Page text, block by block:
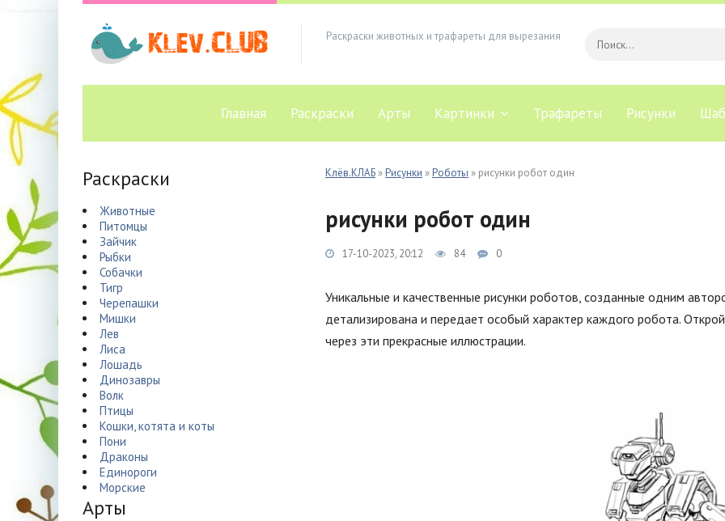
Раскраски животных и трафареты для вырезания
Главная Раскраски Арты Картинки Трафареты Рисунки
Клёв.КЛАБ »Рисунки »Роботы » рисунки робот один
рисунки робот один
17-10-2023, 20:12 84 0
Уникальные и качественные рисунки роботов, созданные одним
детализирована и передает особый характер каждого робота.
через эти прекрасные иллюстрации.
Раскраски
Животные
Питомцы
Зайчик
Рыбки
Собачки
Тигр
Черепашки
Мишки
Лев
Лиса
Лошадь
Динозавры
Волк
Птицы
Кошки, котята и коты
Пони
Драконы
Единороги
Морские
Арты